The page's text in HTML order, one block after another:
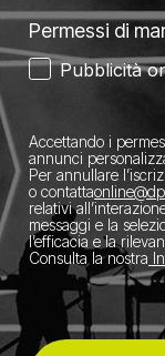
Permessi di
Pubblicità
Accettando i
annunci
Per annullare
o contatta
relativi
messaggi e la
l’efficacia e la
Consulta la nostra